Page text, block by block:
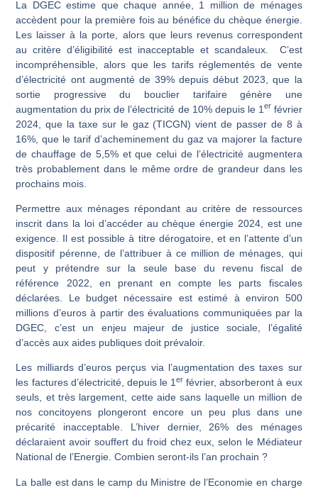
La DGEC estime que chaque année, 1 million de ménages
accèdent pour la première fois au bénéfice du chèque énergie.
Les laisser à la porte, alors que leurs revenus correspondent
au critère d’éligibilité est inacceptable et scandaleux. C’est
incompréhensible, alors que les tarifs réglementés de vente
d’électricité ont augmenté de 39% depuis début 2023, que la
sortie progressive du bouclier tarifaire génère une
augmentation du prix de l’électricité de 10% depuis le 1 er février
2024, que la taxe sur le gaz (TICGN) vient de passer de 8 à
16%, que le tarif d’acheminement du gaz va majorer la facture
de chauffage de 5,5% et que celui de l’électricité augmentera
très probablement dans le même ordre de grandeur dans les
prochains mois.
Permettre aux ménages répondant au critère de ressources
inscrit dans la loi d’accéder au chèque énergie 2024, est une
exigence. Il est possible à titre dérogatoire, et en l’attente d’un
dispositif pérenne, de l’attribuer à ce million de ménages, qui
peut y prétendre sur la seule base du revenu fiscal de
référence 2022, en prenant en compte les parts fiscales
déclarées. Le budget nécessaire est estimé à environ 500
millions d’euros à partir des évaluations communiquées par la
DGEC, c’est un enjeu majeur de justice sociale, l’égalité
d’accès aux aides publiques doit prévaloir.
Les milliards d’euros perçus via l’augmentation des taxes sur
les factures d’électricité, depuis le 1er février, absorberont à eux
seuls, et très largement, cette aide sans laquelle un million de
nos concitoyens plongeront encore un peu plus dans une
précarité inacceptable. L’hiver dernier, 26% des ménages
déclaraient avoir souffert du froid chez eux, selon le Médiateur
National de l’Energie. Combien seront-ils l’an prochain ?
La balle est dans le camp du Ministre de l’Economie en charge